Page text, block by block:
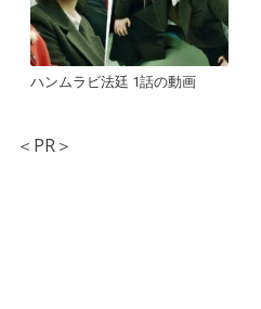
ハンムラビ法廷 1話の動画
＜PR＞